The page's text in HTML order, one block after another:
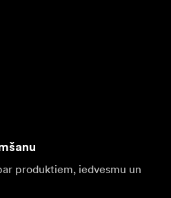
produktiem, iedvesmu un